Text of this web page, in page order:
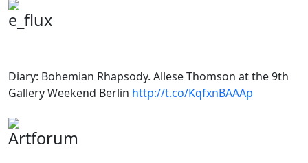
e_flux
Diary: Bohemian Rhapsody. Allese Thomson at the 9th
Gallery Weekend Berlin http://t.co/KqfxnBAAAp
Artforum